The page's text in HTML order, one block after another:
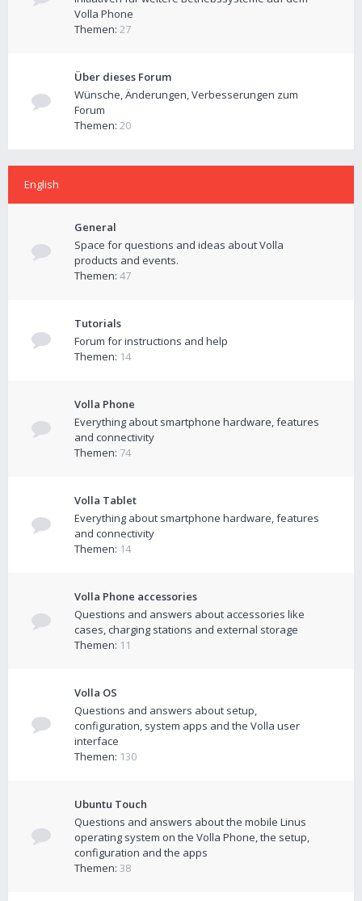
Volla Phone
Themen: 27
Über dieses Forum
Wünsche, Änderungen, Verbesserungen zum
Forum
Themen: 20
English
General
Space for questions and ideas about Volla
products and events.
Themen: 47
Tutorials
Forum for instructions and help
Themen: 14
Volla Phone
Everything about smartphone hardware, features
and connectivity
Themen: 74
Volla Tablet
Everything about smartphone hardware, features
and connectivity
Themen: 14
Volla Phone accessories
Questions and answers about accessories like
cases, charging stations and external storage
Themen: 11
Volla OS
Questions and answers about setup,
configuration, system apps and the Volla user
interface
Themen: 130
Ubuntu Touch
Questions and answers about the mobile Linus
operating system on the Volla Phone, the setup,
configuration and the apps
Themen: 38